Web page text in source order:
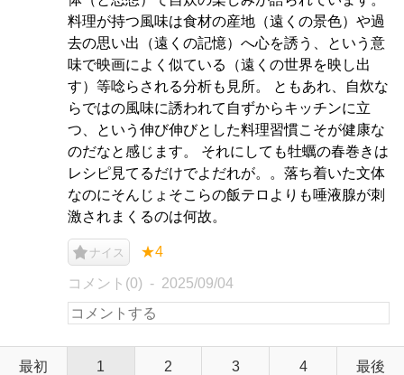
料理が持つ風味は食材の産地（遠くの景色）や過
去の思い出（遠くの記憶）へ心を誘う、という意
味で映画によく似ている（遠くの世界を映し出
す）等唸らされる分析も見所。 ともあれ、自炊な
らではの風味に誘われて自ずからキッチンに立
つ、という伸び伸びとした料理習慣こそが健康な
のだなと感じます。 それにしても牡蠣の春巻きは
レシピ見てるだけでよだれが。。落ち着いた文体
なのにそんじょそこらの飯テロよりも唾液腺が刺
激されまくるのは何故。
ナイス ★4
コメント(0) 2025/09/04
最初 1 2 3 4 最後